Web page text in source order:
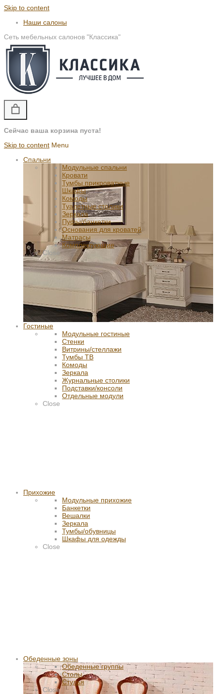
Skip to content
Наши салоны
Сеть мебельных салонов "Классика"
Сейчас ваша корзина пуста!
Skip to content Menu
Спальни
Модульные спальни
Кровати
Тумбы прикроватные
Шкафы
Комоды
Туалетные столики
Зеркала
Пуфы/банкетки
Основания для кроватей
Матрасы
Комплектующие
Close
Гостиные
Модульные гостиные
Стенки
Витрины/стеллажи
Тумбы ТВ
Комоды
Зеркала
Журнальные столики
Подставки/консоли
Отдельные модули
Close
Прихожие
Модульные прихожие
Банкетки
Вешалки
Зеркала
Тумбы/обувницы
Шкафы для одежды
Close
Обеденные зоны
Обеденные группы
Столы
Стулья
Close